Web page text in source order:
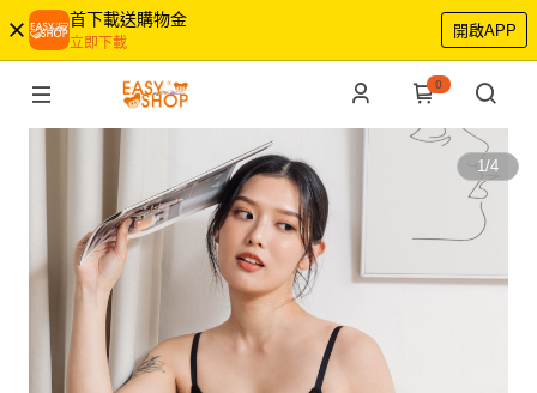
首下載送購物金
立即下載
開啟APP
0
1/4